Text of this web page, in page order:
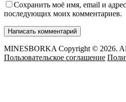
Сохранить моё имя, email и
последующих моих комментариев.
MINESBORKA Copyright © 2026.
Пользовательское соглашение